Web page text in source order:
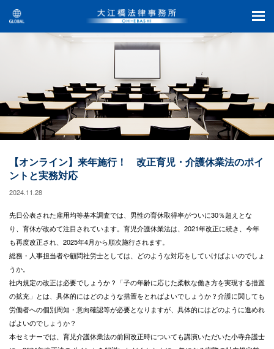
【オンライン】来年施行！ 改正育児・介護休業法のポイ
ントと実務対応
2024.11.28
先日公表された雇用均等基本調査では、男性の育休取得率がついに30％超えとな
り、育休が改めて注目されています。育児介護休業法は、2021年改正に続き、今年
も再度改正され、2025年4月から順次施行されます。
総務・人事担当者や顧問社労士としては、どのような対応をしていけばよいのでしょ
うか。
社内規定の改正は必要でしょうか？「子の年齢に応じた柔軟な働き方を実現する措置
の拡充」とは、具体的にはどのような措置をとればよいでしょうか？介護に関しても
労働者への個別周知・意向確認等が必要となりますが、具体的にはどのように進めれ
ばよいのでしょうか？
本セミナーでは、育児介護休業法の前回改正時についても講演いただいた小寺弁護士